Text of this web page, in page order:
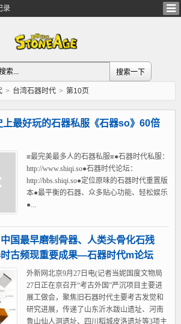
录
> 台湾石器时代 > 第10页
上最好玩的石器私服《石器so》60倍
≡最完美最多人的石器私服≡●石器时代私服：
http://www.shiqi.so●石器时代论坛：
http://bbs.shiqi.so●定位原味的石器时代重置版
本●最平衡的石器、众多贴心功能、轻松娱乐
●...
国最早磨制骨器、人类头骨化石残
古频现重要成果—石器时代m论坛
外新网北京9月27日电(记者当妮国度文物局
27日正在京召开“考古外国”严沉项目主要进
展工做会，聚焦旧石器时代主要考古发觉和
研究进展，传递了山东沂水跋山遗址、河南
鲁山仙人洞遗址、四川稻城皮洛遗址等3项主